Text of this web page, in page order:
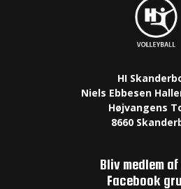
HI
Niels Ebbesen
Højvangens
8660
Bliv medlem
Facebook